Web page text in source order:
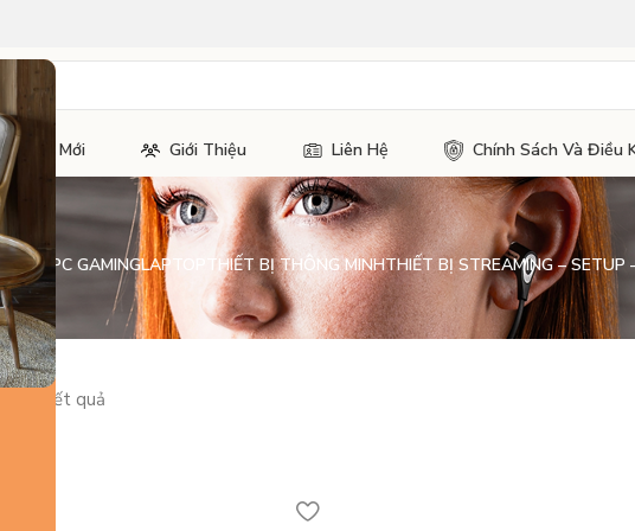
Tức Mới Giới Thiệu Liên Hệ Chính Sách Và Điều
KIỆN PC GAMINGLAPTOP THIẾT BỊ THÔNG MINHTHIẾT BỊ STREAMING – SETUP
24 kết quả